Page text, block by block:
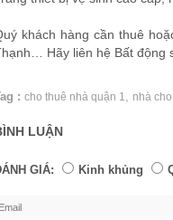
khách hàng cần thuê
Hãy liên hệ Bất động
: cho thuê nhà quận 1 nhà
LUẬN
GIÁ: Kinh khủng